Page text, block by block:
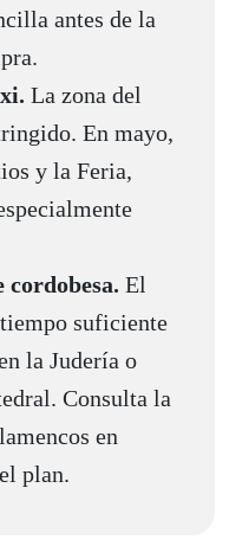
antes de la
La zona del
En mayo,
y la Feria,
cordobesa. El
suficiente
la Judería o
Consulta la
en
plan.